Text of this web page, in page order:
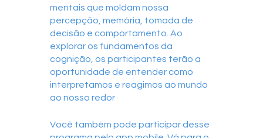
mentais que moldam nossa
percepção, memória, tomada de
decisão e comportamento. Ao
explorar os fundamentos da
cognição, os participantes terão a
oportunidade de entender como
interpretamos e reagimos ao mundo
ao nosso redor
Você também pode participar desse